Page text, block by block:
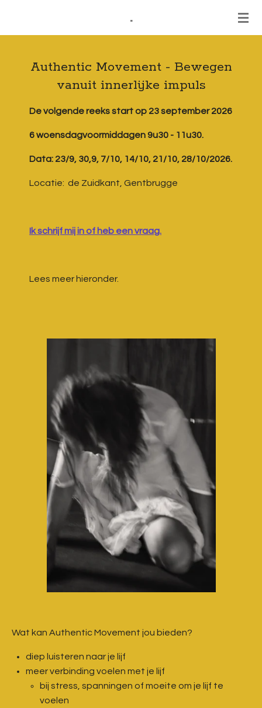
hoofdinhoud
.
Authentic Movement - Bewegen
vanuit innerlijke impuls
De volgende reeks start op 23 september 2026
6 woensdagvoormiddagen 9u30 - 11u30.
Data: 23/9, 30,9, 7/10, 14/10, 21/10, 28/10/2026.
Locatie: de Zuidkant, Gentbrugge
Ik schrijf mij in of heb een vraag.
Lees meer hieronder.
Wat kan Authentic Movement jou bieden?
diep luisteren naar je lijf
meer verbinding voelen met je lijf
bij stress, spanningen of moeite om je lijf te
voelen